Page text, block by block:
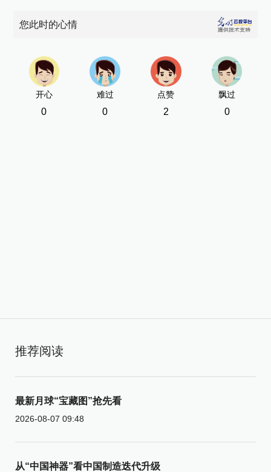
您此时的心情
开心
0
难过
0
点赞
2
飘过
0
推荐阅读
最新月球“宝藏图”抢先看
2026-08-07 09:48
从“中国神器”看中国制造迭代升级